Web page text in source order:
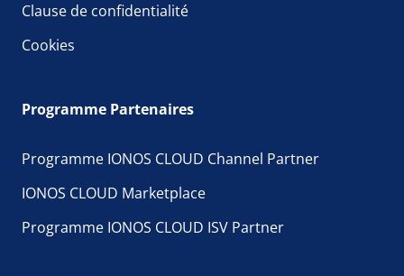
Clause de confidentialité
Cookies
Programme Partenaires
Programme IONOS CLOUD Channel Partner
IONOS CLOUD Marketplace
Programme IONOS CLOUD ISV Partner